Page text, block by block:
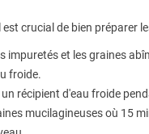
crucial de bien préparer
impuretés et les graines
froide.
récipient d'eau froide
mucilagineuses où 15